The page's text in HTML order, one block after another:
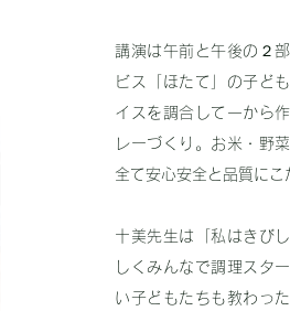
講演は午前と午後の２
ビス「ほたて」の子ど
イスを調合して一から
レーづくり。お米・野
全て安心安全と品質にこ
十美先生は「私はきび
しくみんなで調理スタ
い子どもたちも教わっ